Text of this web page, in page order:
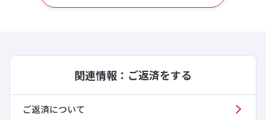
関連情報：ご返済をする
ご返済について